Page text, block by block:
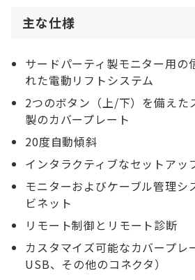
主な仕様
サードパーティ製モニター用の
れた電動リフトシステム
2つのボタン（上/下）を備えた
製のカバープレート
20度自動傾斜
インタラクティブなセットアッ
モニターおよびケーブル管理シ
ビネット
リモート制御とリモート診断
カスタマイズ可能なカバープレ
USB、その他のコネクタ）